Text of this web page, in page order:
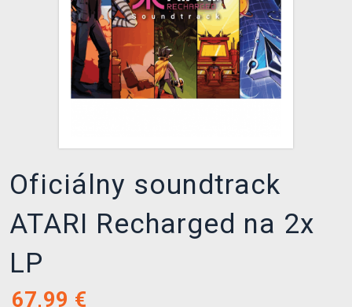
Oficiálny soundtrack
ATARI Recharged na 2x
LP
67,99 €